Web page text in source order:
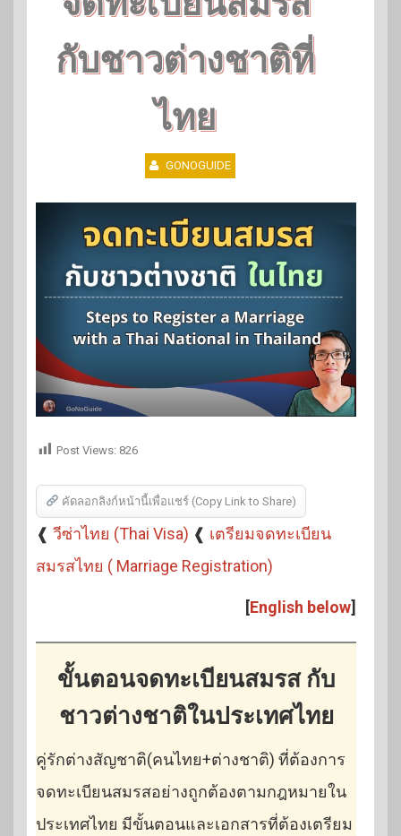
กับชาวต่างชาติที่
ไทย
GONOGUIDE
Post Views: 826
คัดลอกลิงก์หน้านี้เพื่อแชร์ (Copy Link to Share)
❰ วีซ่าไทย (Thai Visa) ❰ เตรียมจดทะเบียน
สมรสไทย ( Marriage Registration)
[English below]
ขั้นตอนจดทะเบียนสมรส กับ
ชาวต่างชาติในประเทศไทย
คู่รักต่างสัญชาติ(คนไทย+ต่างชาติ) ที่ต้องการ
จดทะเบียนสมรสอย่างถูกต้องตามกฎหมายใน
ประเทศไทย มีขั้นตอนและเอกสารที่ต้องเตรียม